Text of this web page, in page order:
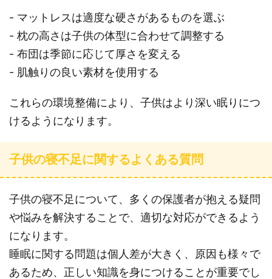
- マットレスは適度な硬さがあるものを選ぶ
- 枕の高さは子供の体型に合わせて調整する
- 布団は季節に応じて厚さを変える
- 肌触りの良い素材を使用する
これらの環境整備により、子供はより深い眠りにつ
けるようになります。
子供の寝不足に関するよくある質問
子供の寝不足について、多くの保護者が抱える疑問
や悩みを解決することで、適切な対応ができるよう
になります。
睡眠に関する問題は個人差が大きく、原因も様々で
あるため、正しい知識を身につけることが重要でし